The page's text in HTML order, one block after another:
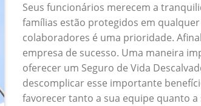
Seus funcionários merecem a
famílias estão protegidos em
colaboradores é uma prioridade.
empresa de sucesso. Uma maneira
oferecer um Seguro de Vida
descomplicar esse importante
favorecer tanto a sua equipe quanto